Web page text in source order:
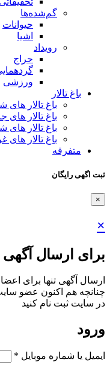
گم‌شده‌ها
حیوانات
اشیا
رویداد
حراج
ورزشی
باغ تالار
باغ تالار های
باغ تالار های
باغ تالار های
باغ تالار های
متفرقه
ثبت اگهی رایگان
×
×
برای ارسال آگهی
ارسال آگهی تنها برای
چنانچه هم‌ اکنون عضو
در سایت ثبت نام کنید
ورود
ایمیل یا شماره موبایل *